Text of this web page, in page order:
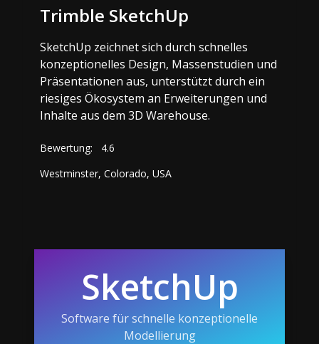
Trimble SketchUp
SketchUp zeichnet sich durch schnelles
konzeptionelles Design, Massenstudien und
Präsentationen aus, unterstützt durch ein
riesiges Ökosystem an Erweiterungen und
Inhalte aus dem 3D Warehouse.
Bewertung:
4.6
Westminster, Colorado, USA
SketchUp
Software für schnelle konzeptionelle
Modellierung